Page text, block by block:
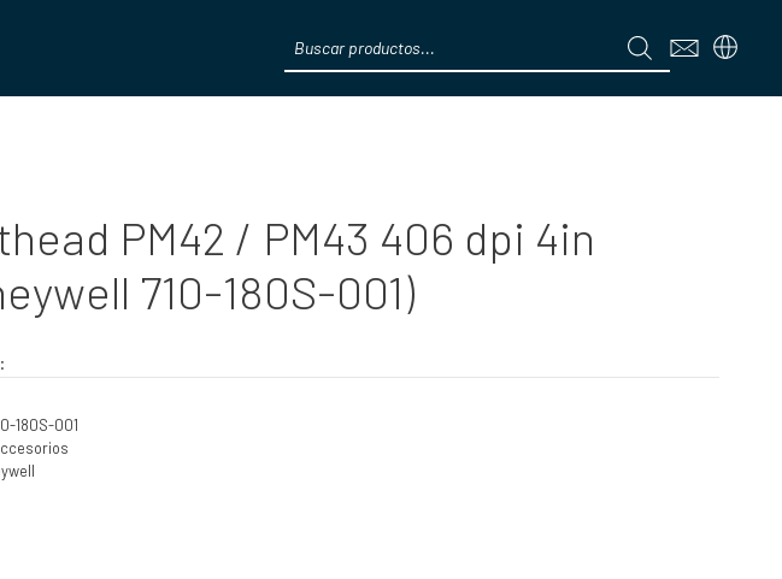
search
PM42 / PM43 406 dpi 4in
710-180S-001)
180S-001